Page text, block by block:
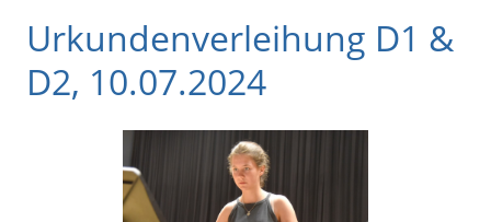
Urkundenverleihung D1 &
D2, 10.07.2024